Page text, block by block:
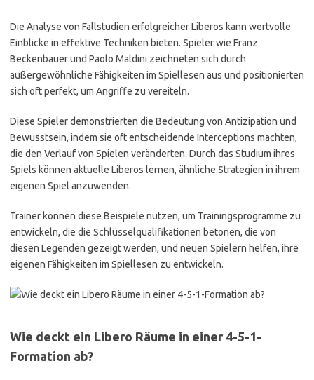
Die Analyse von Fallstudien erfolgreicher Liberos kann wertvolle
Einblicke in effektive Techniken bieten. Spieler wie Franz
Beckenbauer und Paolo Maldini zeichneten sich durch
außergewöhnliche Fähigkeiten im Spiellesen aus und positionierten
sich oft perfekt, um Angriffe zu vereiteln.
Diese Spieler demonstrierten die Bedeutung von Antizipation und
Bewusstsein, indem sie oft entscheidende Interceptions machten,
die den Verlauf von Spielen veränderten. Durch das Studium ihres
Spiels können aktuelle Liberos lernen, ähnliche Strategien in ihrem
eigenen Spiel anzuwenden.
Trainer können diese Beispiele nutzen, um Trainingsprogramme zu
entwickeln, die die Schlüsselqualifikationen betonen, die von
diesen Legenden gezeigt werden, und neuen Spielern helfen, ihre
eigenen Fähigkeiten im Spiellesen zu entwickeln.
Wie deckt ein Libero Räume in einer 4-5-1-
Formation ab?